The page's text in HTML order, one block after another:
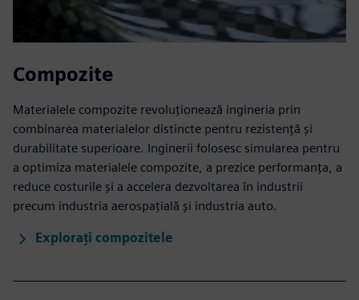
Compozite
Materialele compozite revoluționează ingineria prin
combinarea materialelor distincte pentru rezistență și
durabilitate superioare. Inginerii folosesc simularea pentru
a optimiza materialele compozite, a prezice performanța, a
reduce costurile și a accelera dezvoltarea în industrii
precum industria aerospațială și industria auto.
Explorați compozitele